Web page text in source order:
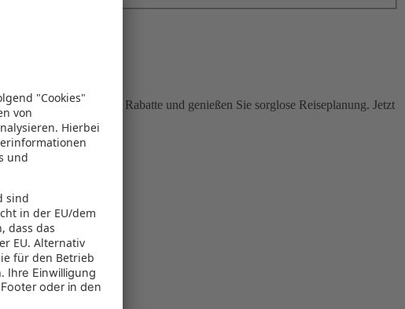
Nutzen Sie attraktive Rabatte und genießen Sie sorglose Reiseplanung. Jetzt